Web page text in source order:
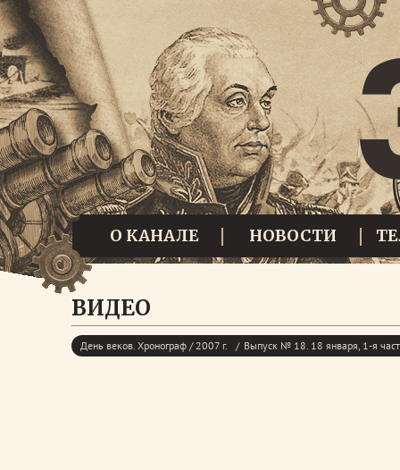
О КАНАЛЕ НОВОСТИ
ВИДЕО
День веков. Хронограф / 2007 г. Выпуск № 18. 18 января, 1-я